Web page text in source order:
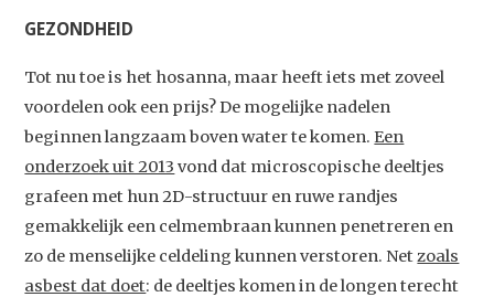
GEZONDHEID
Tot nu toe is het hosanna, maar heeft iets met zoveel
voordelen ook een prijs? De mogelijke nadelen
beginnen langzaam boven water te komen.Een
onderzoek uit 2013 vond dat microscopische deeltjes
grafeen met hun 2D-structuur en ruwe randjes
gemakkelijk een celmembraan kunnen penetreren en
zo de menselijke celdeling kunnen verstoren. Netzoals
asbest dat doet: de deeltjes komen in de longen terecht